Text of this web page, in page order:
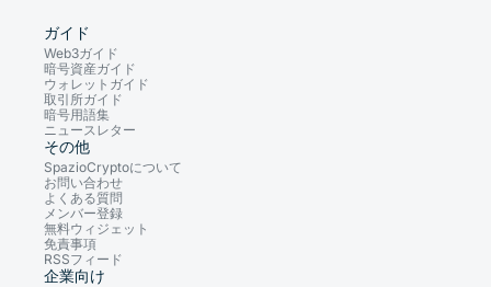
ガイド
Web3ガイド
暗号資産ガイド
ウォレットガイド
取引所ガイド
暗号用語集
ニュースレター
その他
SpazioCryptoについて
お問い合わせ
よくある質問
メンバー登録
無料ウィジェット
免責事項
RSSフィード
企業向け